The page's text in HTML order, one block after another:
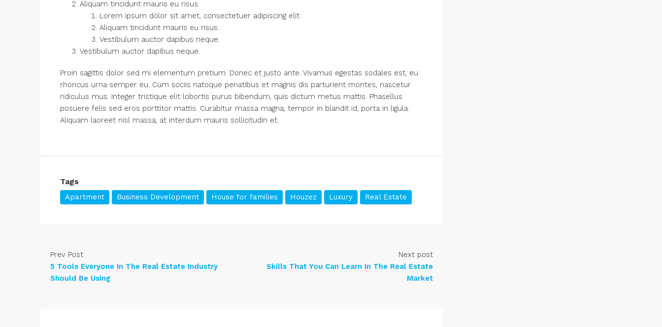
Aliquam tincidunt mauris eu risus.
Lorem ipsum dolor sit amet, consectetuer adipiscing elit.
Aliquam tincidunt mauris eu risus.
Vestibulum auctor dapibus neque.
Vestibulum auctor dapibus neque.
Proin sagittis dolor sed mi elementum pretium. Donec et justo ante. Vivamus egestas sodales est, eu
rhoncus urna semper eu. Cum sociis natoque penatibus et magnis dis parturient montes, nascetur
ridiculus mus. Integer tristique elit lobortis purus bibendum, quis dictum metus mattis. Phasellus
posuere felis sed eros porttitor mattis. Curabitur massa magna, tempor in blandit id, porta in ligula.
Aliquam laoreet nisl massa, at interdum mauris sollicitudin et.
Tags
Apartment Business Development House for families Houzez Luxury Real Estate
Prev Post
5 Tools Everyone In The Real Estate Industry
Should Be Using
Next post
Skills That You Can Learn In The Real Estate
Market